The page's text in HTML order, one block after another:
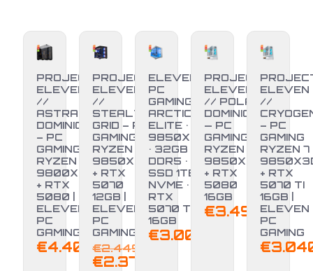
PROJECT
ELEVEN
//
ASTRAL
DOMINION
– PC
GAMING
RYZEN 7
9800X3D
+ RTX
5080 |
ELEVEN
PC
GAMING
€4.400,00
-3%
PROJECT
ELEVEN
//
STEALTH
GRID – PC
GAMING
RYZEN 7
9850X3D
+ RTX
5070
12GB |
ELEVEN
PC
GAMING
€2.449,00 Il
€2.379,00
ELEVEN
PC
GAMING •
ARCTIC
ELITE • R7
9850X3D
• 32GB
DDR5 •
SSD 1TB
NVME •
RTX
5070 Ti
16GB
€3.000,00
PROJECT
ELEVEN
// POLAR
DOMINION
— PC
GAMING
RYZEN 7
9850X3D
+ RTX
5080
16GB
€3.499,00
ELEVEN
//
– PC
GAMING
RYZEN 7
+ RTX
5070 TI
16GB |
ELEVEN
PC
GAMING
€